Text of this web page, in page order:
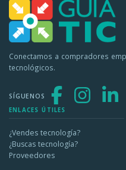
Conectamos a compradores
tecnológicos.
SÍGUENOS
ENLACES ÚTILES
¿Vendes tecnología?
¿Buscas tecnología?
Proveedores